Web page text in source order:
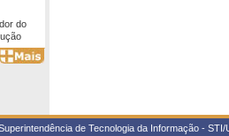
do
de Tecnologia da Informação -